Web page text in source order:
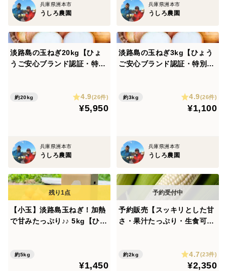
兵庫県洲本市
うしろ農園
兵庫県洲本市
うしろ農園
淡路島の玉ねぎ20kg【ひょ
うご安心ブランド認証・特別
り
約20kg 4.9(26件)
¥5,950
兵庫県洲本市
うしろ農園
淡路島の玉ねぎ3kg【ひょう
ご安心ブランド認証・特別栽
約3kg 4.9(26件)
¥1,100
兵庫県洲本市
うしろ農園
【小玉】淡路島玉ねぎ！加熱
で甘みたっぷり♪♪ 5kg【ひょ
約5kg
¥1,450
予約販売【スッキリとした甘
さ・果汁たっぷり・生食可】
コーン トウモロコシ 白
約2kg 4.7(23件)
¥2,350